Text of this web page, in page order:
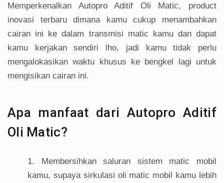
Memperkenalkan Autopro Aditif Oli Matic, product
inovasi terbaru dimana kamu cukup menambahkan
cairan ini ke dalam transmisi matic kamu dan dapat
kamu kerjakan sendiri lho, jadi kamu tidak perlu
mengalokasikan waktu khusus ke bengkel lagi untuk
mengisikan cairan ini.
Apa manfaat dari Autopro Aditif
Oli Matic?
Membersihkan saluran sistem matic mobil
kamu, supaya sirkulasi oli matic mobil kamu lebih